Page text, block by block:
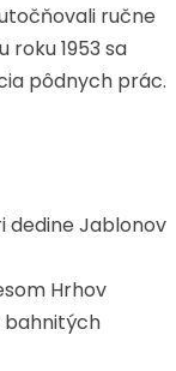
ručne
roku 1953 sa
pôdnych prác.
dedine Jablonov
Hrhov
bahnitých